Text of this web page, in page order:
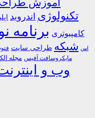
تکنولوژی اندروید
کامپیوتری برنامه
اس شبکه طراحی سایت
مایکروسافت آفیس مجله
وب و